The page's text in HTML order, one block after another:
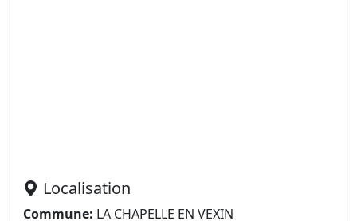
Localisation
Commune: LA CHAPELLE EN VEXIN